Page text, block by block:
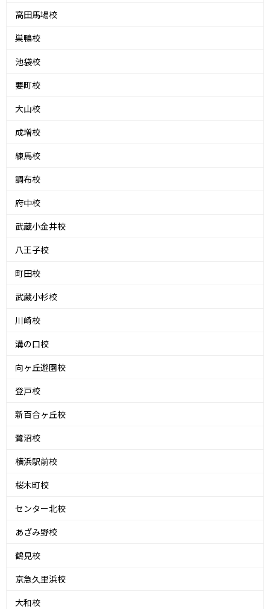
高田馬場校
巣鴨校
池袋校
要町校
大山校
成増校
練馬校
調布校
府中校
武蔵小金井校
八王子校
町田校
武蔵小杉校
川崎校
溝の口校
向ヶ丘遊園校
登戸校
新百合ヶ丘校
鷺沼校
横浜駅前校
桜木町校
センター北校
あざみ野校
鶴見校
京急久里浜校
大和校